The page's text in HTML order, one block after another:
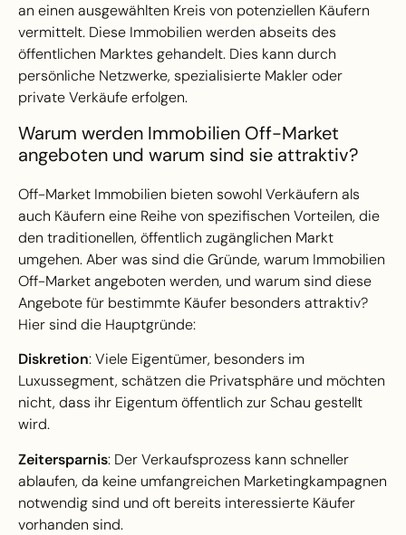
an einen ausgewählten Kreis von potenziellen Käufern
vermittelt. Diese Immobilien werden abseits des
öffentlichen Marktes gehandelt. Dies kann durch
persönliche Netzwerke, spezialisierte Makler oder
private Verkäufe erfolgen.
Warum werden Immobilien Off-Market
angeboten und warum sind sie attraktiv?
Off-Market Immobilien bieten sowohl Verkäufern als
auch Käufern eine Reihe von spezifischen Vorteilen, die
den traditionellen, öffentlich zugänglichen Markt
umgehen. Aber was sind die Gründe, warum Immobilien
Off-Market angeboten werden, und warum sind diese
Angebote für bestimmte Käufer besonders attraktiv?
Hier sind die Hauptgründe:
Diskretion: Viele Eigentümer, besonders im
Luxussegment, schätzen die Privatsphäre und möchten
nicht, dass ihr Eigentum öffentlich zur Schau gestellt
wird.
Zeitersparnis: Der Verkaufsprozess kann schneller
ablaufen, da keine umfangreichen Marketingkampagnen
notwendig sind und oft bereits interessierte Käufer
vorhanden sind.